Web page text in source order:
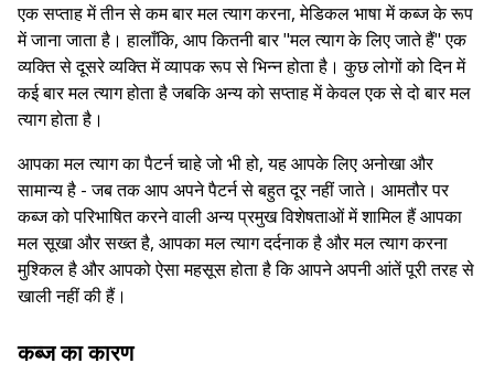
एक सप्ताह में तीन से कम बार मल त्याग करना, मेडिकल भाषा में कब्ज के रूप
में जाना जाता है। हालाँकि, आप कितनी बार "मल त्याग के लिए जाते हैं" एक
व्यक्ति से दूसरे व्यक्ति में व्यापक रूप से भिन्न होता है। कुछ लोगों को दिन में
कई बार मल त्याग होता है जबकि अन्य को सप्ताह में केवल एक से दो बार मल
त्याग होता है।
आपका मल त्याग का पैटर्न चाहे जो भी हो, यह आपके लिए अनोखा और
सामान्य है - जब तक आप अपने पैटर्न से बहुत दूर नहीं जाते। आमतौर पर
कब्ज को परिभाषित करने वाली अन्य प्रमुख विशेषताओं में शामिल हैं आपका
मल सूखा और सख्त है, आपका मल त्याग दर्दनाक है और मल त्याग करना
मुश्किल है और आपको ऐसा महसूस होता है कि आपने अपनी आंतें पूरी तरह से
खाली नहीं की हैं।
कब्ज का कारण